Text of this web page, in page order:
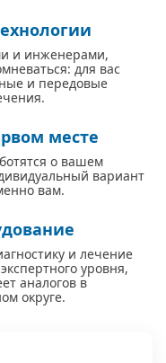
и инженерами,
для вас
и передовые
месте
о вашем
вариант
вам.
и лечение
уровня,
аналогов в
округе.